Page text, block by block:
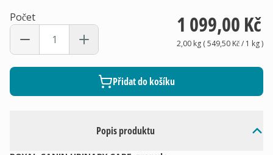
Popis produktu
Počet 1 099,00 Kč
2,00 kg(549,50 Kč/ 1 kg)
Přidat do košíku